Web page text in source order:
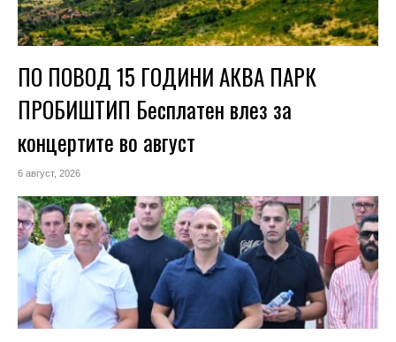
ПО ПОВОД 15 ГОДИНИ АКВА ПАРК
ПРОБИШТИП Бесплатен влез за
концертите во август
6 август, 2026